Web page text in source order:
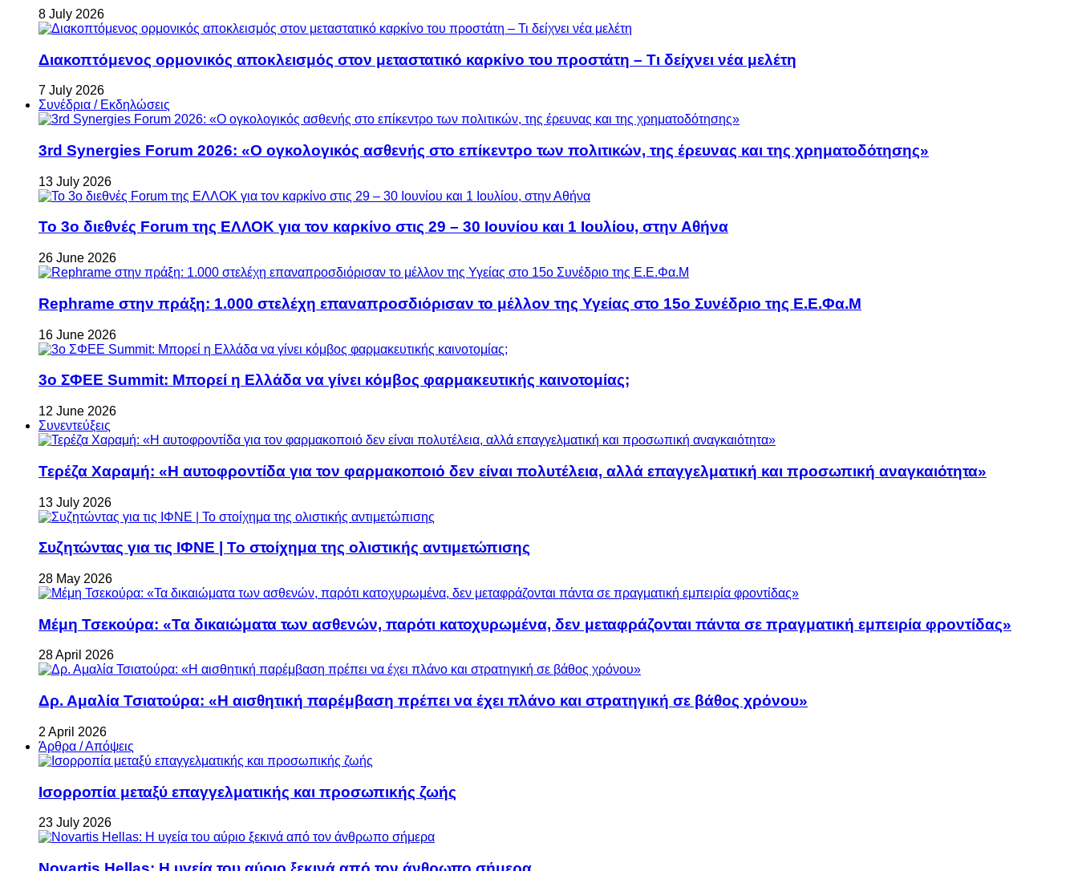
8 July 2026
Διακοπτόμενος ορμονικός αποκλεισμός στον μεταστατικό καρκίνο του προστάτη – Τι δείχνει νέα μελέτη
7 July 2026
Συνέδρια / Εκδηλώσεις
3rd Synergies Forum 2026: «Ο ογκολογικός ασθενής στο επίκεντρο των πολιτικών, της έρευνας και της χρηματοδότησης»
13 July 2026
Το 3ο διεθνές Forum της ΕΛΛΟΚ για τον καρκίνο στις 29 – 30 Ιουνίου και 1 Ιουλίου, στην Αθήνα
26 June 2026
Rephrame στην πράξη: 1.000 στελέχη επαναπροσδιόρισαν το μέλλον της Υγείας στο 15ο Συνέδριο της Ε.Ε.Φα.Μ
16 June 2026
3ο ΣΦΕΕ Summit: Μπορεί η Ελλάδα να γίνει κόμβος φαρμακευτικής καινοτομίας;
12 June 2026
Συνεντεύξεις
Τερέζα Χαραμή: «Η αυτοφροντίδα για τον φαρμακοποιό δεν είναι πολυτέλεια, αλλά επαγγελματική και προσωπική αναγκαιότητα»
13 July 2026
Συζητώντας για τις ΙΦΝΕ | Το στοίχημα της ολιστικής αντιμετώπισης
28 May 2026
Μέμη Τσεκούρα: «Τα δικαιώματα των ασθενών, παρότι κατοχυρωμένα, δεν μεταφράζονται πάντα σε πραγματική εμπειρία φροντίδας»
28 April 2026
Δρ. Αμαλία Τσιατούρα: «Η αισθητική παρέμβαση πρέπει να έχει πλάνο και στρατηγική σε βάθος χρόνου»
2 April 2026
Άρθρα / Απόψεις
Ισορροπία μεταξύ επαγγελματικής και προσωπικής ζωής
23 July 2026